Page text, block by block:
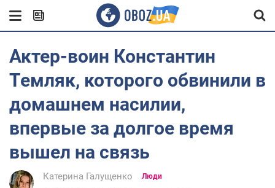
Актер-воин Константин
Темляк, которого обвинили в
домашнем насилии,
впервые за долгое время
вышел на связь
Катерина Галущенко Люди